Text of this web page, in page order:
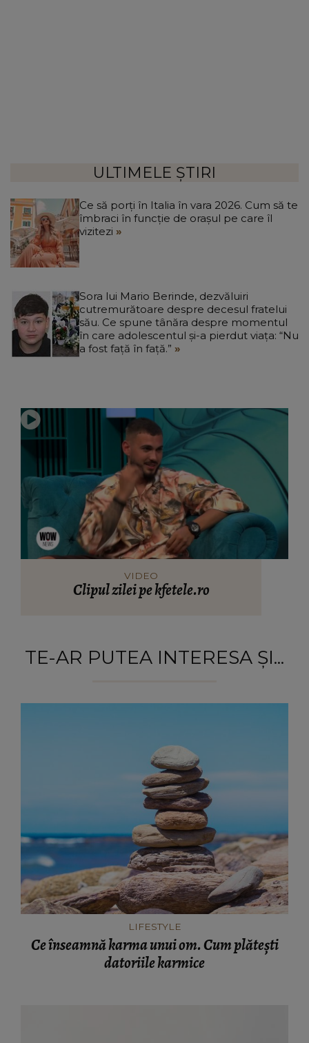
ULTIMELE ȘTIRI
Ce să porți în Italia în vara 2026. Cum să te
îmbraci în funcție de orașul pe care îl
vizitezi
Sora lui Mario Berinde, dezvăluiri
cutremurătoare despre decesul fratelui
său. Ce spune tânăra despre momentul
în care adolescentul și-a pierdut viața: “Nu
a fost față în față.”
VIDEO
Clipul zilei pe kfetele.ro
TE-AR PUTEA INTERESA ȘI...
LIFESTYLE
Ce înseamnă karma unui om. Cum plătești
datoriile karmice